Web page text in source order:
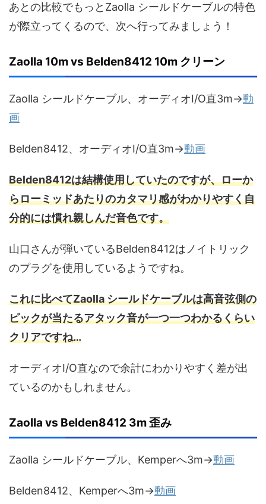
あとの比較でもっとZaolla シールドケーブルの特色
が際立ってくるので、次へ行ってみましょう！
Zaolla 10m vs Belden8412 10m クリーン
Zaolla シールドケーブル、オーディオI/O直3m→動
画
Belden8412、オーディオI/O直3m→動画
Belden8412は結構使用していたのですが、ローか
らローミッドあたりのカタマリ感がわかりやすく自
分的には慣れ親しんだ音色です。
山口さんが弾いているBelden8412はノイトリック
のプラグを使用しているようですね。
これに比べてZaolla シールドケーブルは高音弦側の
ピックが当たるアタック音が一つ一つわかるくらい
クリアですね…
オーディオI/O直なので余計にわかりやすく差が出
ているのかもしれません。
Zaolla vs Belden8412 3m 歪み
Zaolla シールドケーブル、Kemperへ3m→動画
Belden8412、Kemperへ3m→動画